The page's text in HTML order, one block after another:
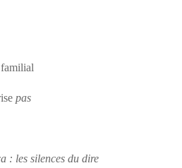
pas
: les silences du dire